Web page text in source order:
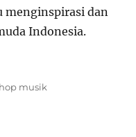
menginspirasi dan
Indonesia.
musik